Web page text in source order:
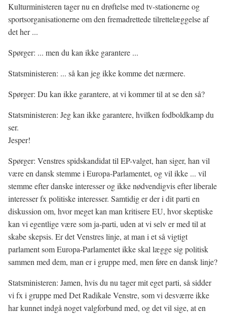
Kulturministeren tager nu en drøftelse med tv-stationerne og
sportsorganisationerne om den fremadrettede tilrettelæggelse af
det her ...
Spørger: ... men du kan ikke garantere ...
Statsministeren: ... så kan jeg ikke komme det nærmere.
Spørger: Du kan ikke garantere, at vi kommer til at se den så?
Statsministeren: Jeg kan ikke garantere, hvilken fodboldkamp du
ser.
Jesper!
Spørger: Venstres spidskandidat til EP-valget, han siger, han vil
være en dansk stemme i Europa-Parlamentet, og vil ikke ... vil
stemme efter danske interesser og ikke nødvendigvis efter liberale
interesser fx politiske interesser. Samtidig er der i dit parti en
diskussion om, hvor meget kan man kritisere EU, hvor skeptiske
kan vi egentlige være som ja-parti, uden at vi selv er med til at
skabe skepsis. Er det Venstres linje, at man i et så vigtigt
parlament som Europa-Parlamentet ikke skal lægge sig politisk
sammen med dem, man er i gruppe med, men føre en dansk linje?
Statsministeren: Jamen, hvis du nu tager mit eget parti, så sidder
vi fx i gruppe med Det Radikale Venstre, som vi desværre ikke
har kunnet indgå noget valgforbund med, og det vil sige, at en